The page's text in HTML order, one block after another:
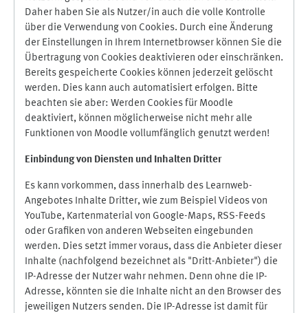
Daher haben Sie als Nutzer/in auch die volle Kontrolle
über die Verwendung von Cookies. Durch eine Änderung
der Einstellungen in Ihrem Internetbrowser können Sie die
Übertragung von Cookies deaktivieren oder einschränken.
Bereits gespeicherte Cookies können jederzeit gelöscht
werden. Dies kann auch automatisiert erfolgen. Bitte
beachten sie aber: Werden Cookies für Moodle
deaktiviert, können möglicherweise nicht mehr alle
Funktionen von Moodle vollumfänglich genutzt werden!
Einbindung von Diensten und Inhalten Dritter
Es kann vorkommen, dass innerhalb des Learnweb-
Angebotes Inhalte Dritter, wie zum Beispiel Videos von
YouTube, Kartenmaterial von Google-Maps, RSS-Feeds
oder Grafiken von anderen Webseiten eingebunden
werden. Dies setzt immer voraus, dass die Anbieter dieser
Inhalte (nachfolgend bezeichnet als "Dritt-Anbieter") die
IP-Adresse der Nutzer wahr nehmen. Denn ohne die IP-
Adresse, könnten sie die Inhalte nicht an den Browser des
jeweiligen Nutzers senden. Die IP-Adresse ist damit für